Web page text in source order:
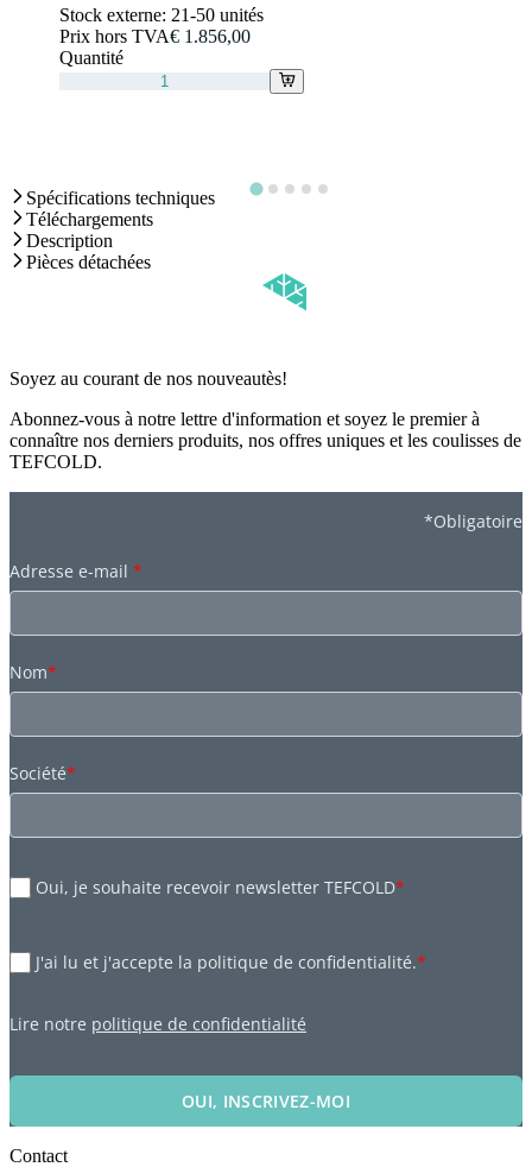
Stock externe: 21-50 unités
Prix hors TVA€ 1.856,00
Quantité
Spécifications techniques
Téléchargements
Description
Pièces détachées
Soyez au courant de nos nouveautès!
Abonnez-vous à notre lettre d'information et soyez le premier à
connaître nos derniers produits, nos offres uniques et les coulisses de
TEFCOLD.
*Obligatoire
Adresse e-mail *
Nom*
Société*
Oui, je souhaite recevoir newsletter TEFCOLD*
J'ai lu et j'accepte la politique de confidentialité.*
Lire notre politique de confidentialité
OUI, INSCRIVEZ-MOI
Contact